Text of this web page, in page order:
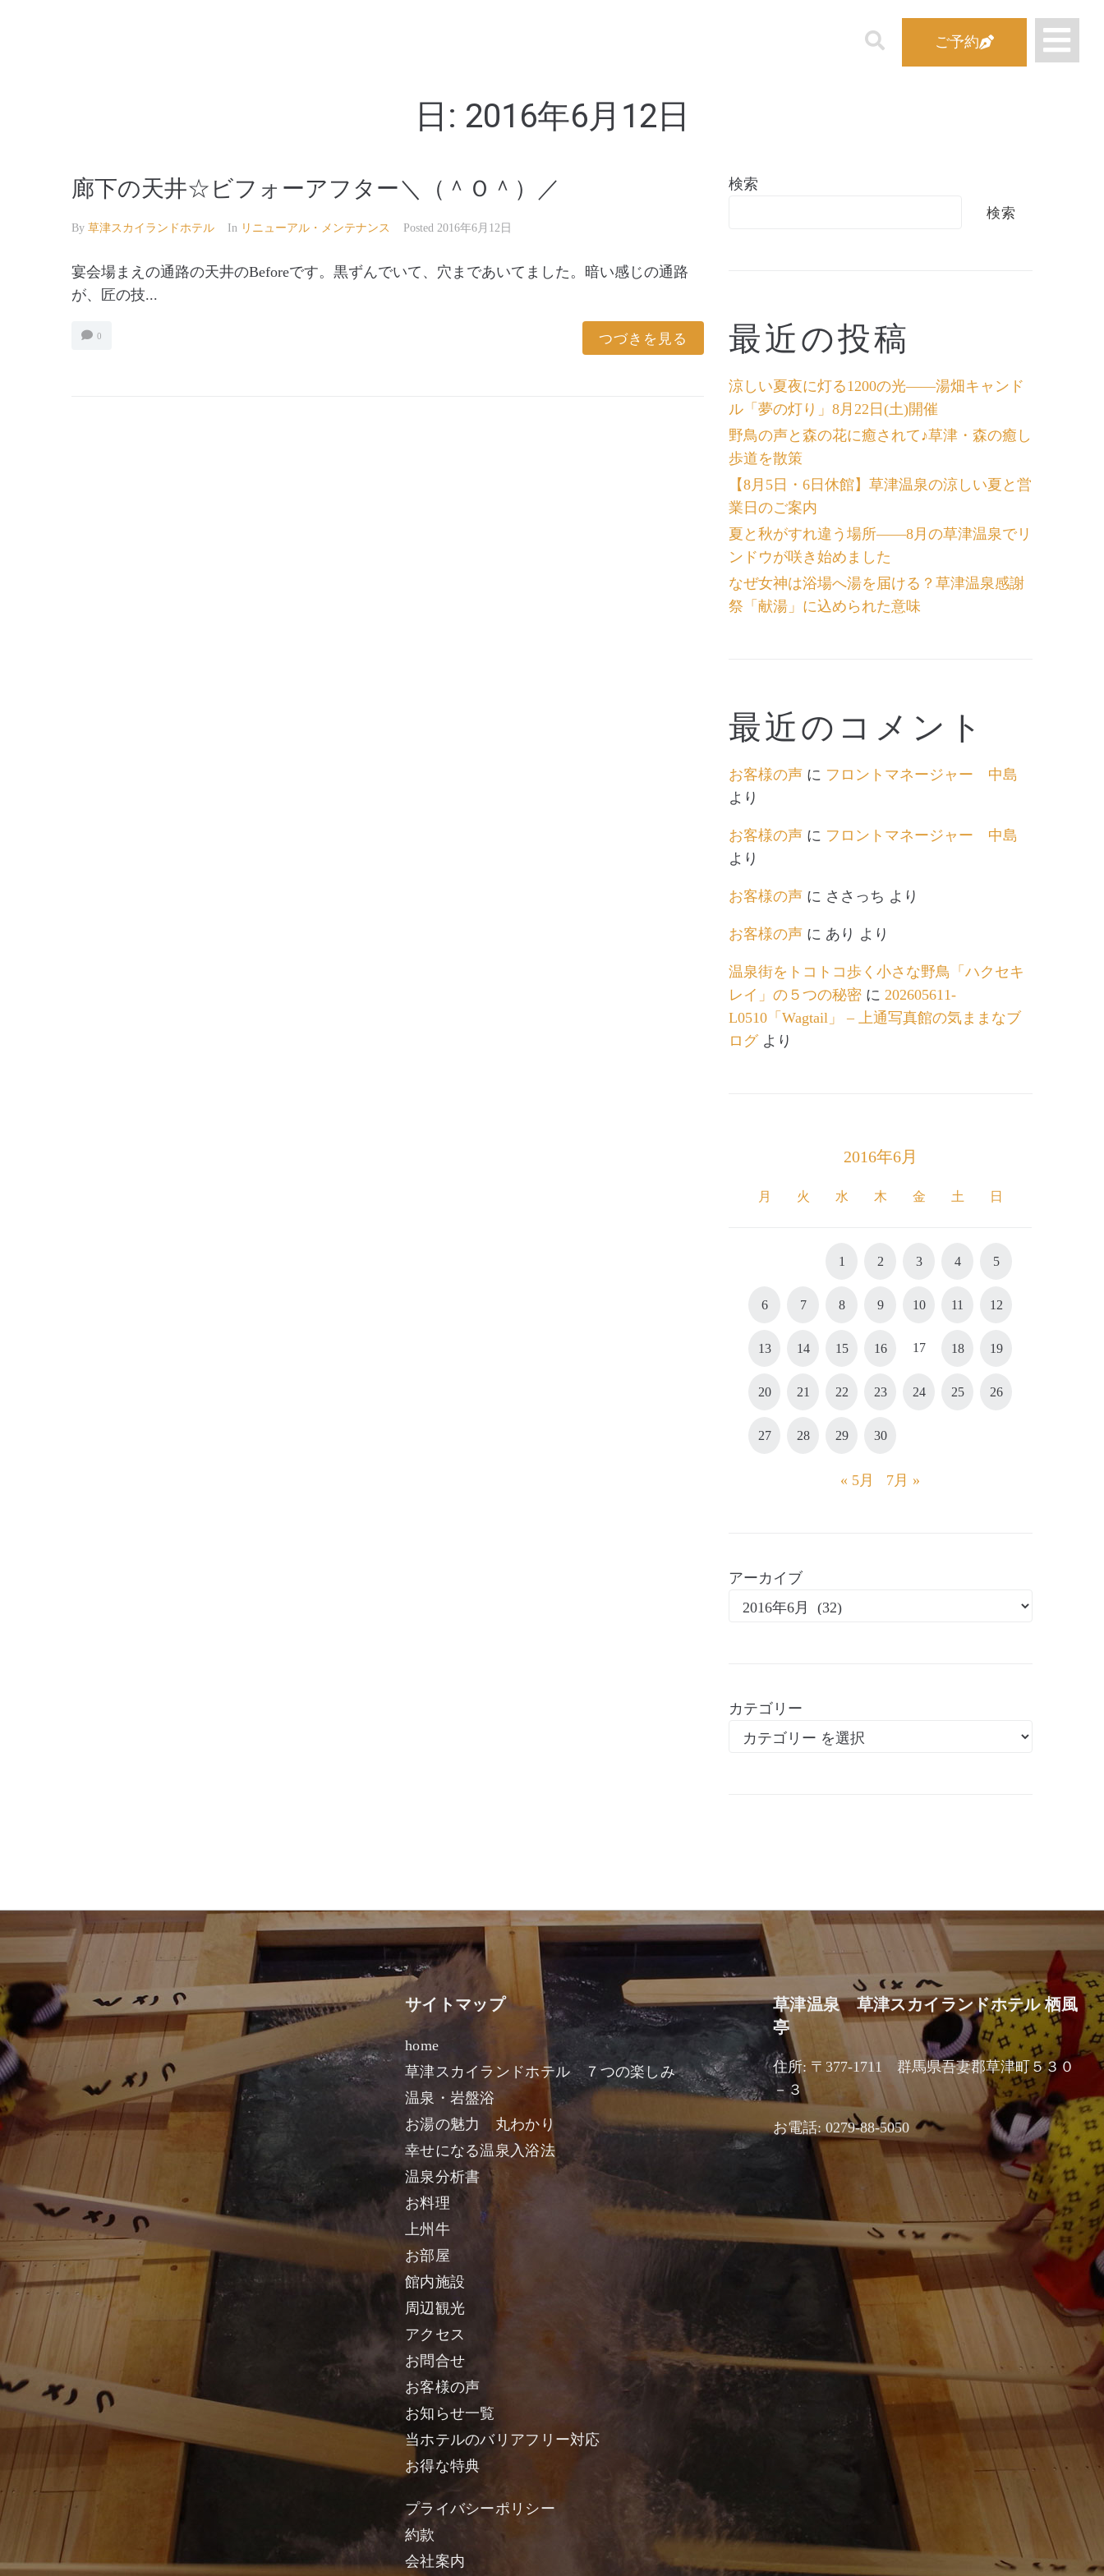
ご予約
日: 2016年6月12日
廊下の天井☆ビフォーアフター＼（＾Ｏ＾）／
By 草津スカイランドホテル In リニューアル・メンテナンス Posted 2016年6月12日
宴会場まえの通路の天井のBeforeです。黒ずんでいて、穴まであいてました。暗い感じの通路
が、匠の技...
0 つづきを見る
検索
検索
最近の投稿
涼しい夏夜に灯る1200の光――湯畑キャンド
ル「夢の灯り」8月22日(土)開催
野鳥の声と森の花に癒されて♪草津・森の癒し
歩道を散策
【8月5日・6日休館】草津温泉の涼しい夏と営
業日のご案内
夏と秋がすれ違う場所――8月の草津温泉でリ
ンドウが咲き始めました
なぜ女神は浴場へ湯を届ける？草津温泉感謝
祭「献湯」に込められた意味
最近のコメント
お客様の声 に フロントマネージャー 中島
より
お客様の声 に フロントマネージャー 中島
より
お客様の声 に ささっち より
お客様の声 に あり より
温泉街をトコトコ歩く小さな野鳥「ハクセキ
レイ」の５つの秘密 に 202605611-
L0510「Wagtail」 – 上通写真館の気ままなブ
ログより
2016年6月
月 火 水 木 金 土 日
1 2 3 4 5
6 7 8 9 10 11 12
13 14 15 16 17 18 19
20 21 22 23 24 25 26
27 28 29 30
« 5月 7月 »
アーカイブ
カテゴリー
サイトマップ
home
草津スカイランドホテル ７つの楽しみ
温泉・岩盤浴
お湯の魅力 丸わかり
幸せになる温泉入浴法
温泉分析書
お料理
上州牛
お部屋
館内施設
周辺観光
アクセス
お問合せ
お客様の声
お知らせ一覧
当ホテルのバリアフリー対応
お得な特典
プライバシーポリシー
約款
会社案内
草津温泉 草津スカイランドホテル 栖風
亭
住所: 〒377-1711 群馬県吾妻郡草津町５３０
－３
お電話: 0279-88-5050